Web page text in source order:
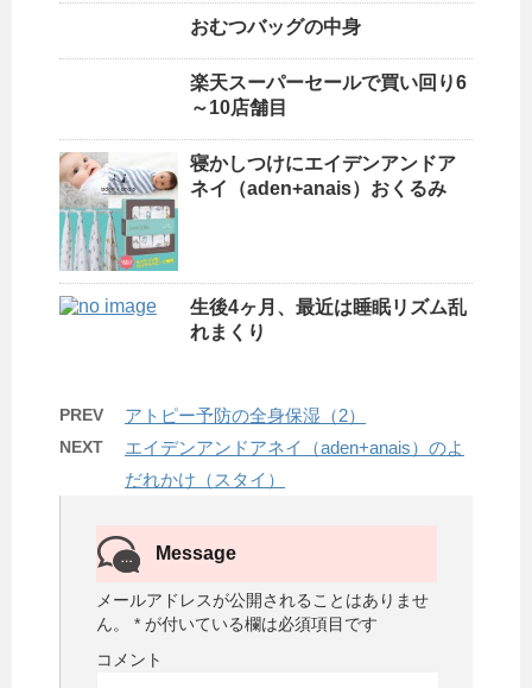
おむつバッグの中身
楽天スーパーセールで買い回り6
～10店舗目
寝かしつけにエイデンアンドア
ネイ（aden+anais）おくるみ
生後4ヶ月、最近は睡眠リズム乱
れまくり
PREV アトピー予防の全身保湿（2）
NEXT
エイデンアンドアネイ（aden+anais）のよ
だれかけ（スタイ）
Message
メールアドレスが公開されることはありませ
ん。
* が付いている欄は必須項目です
コメント